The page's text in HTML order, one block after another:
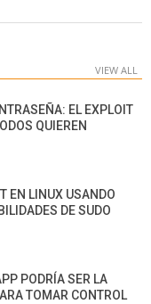
VIEW ALL
EL EXPLOIT
QUIEREN
EN LINUX USANDO
DE SUDO
PODRÍA SER LA
TOMAR CONTROL